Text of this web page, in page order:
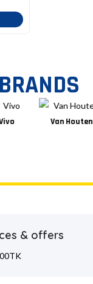
BRANDS
Van Houten
& offers